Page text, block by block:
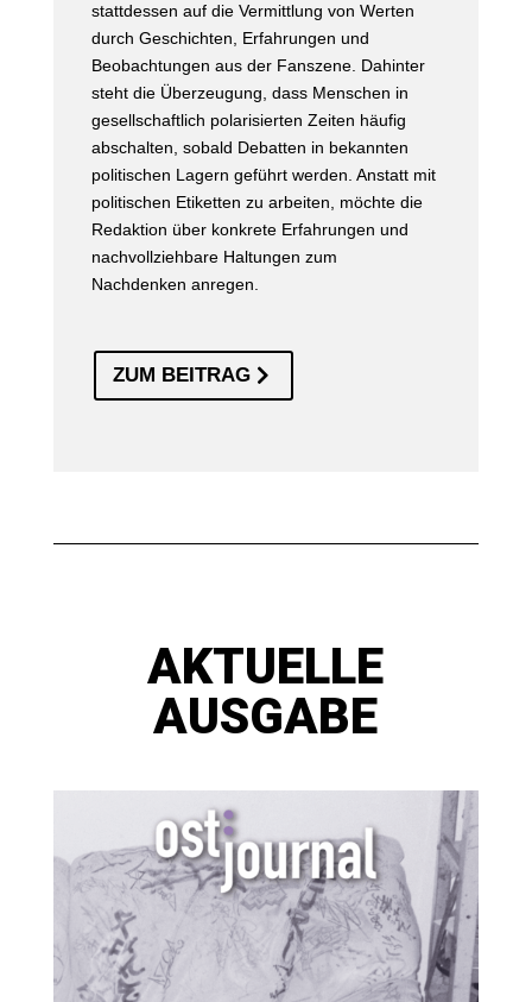
stattdessen auf die Vermittlung von Werten
durch Geschichten, Erfahrungen und
Beobachtungen aus der Fanszene. Dahinter
steht die Überzeugung, dass Menschen in
gesellschaftlich polarisierten Zeiten häufig
abschalten, sobald Debatten in bekannten
politischen Lagern geführt werden. Anstatt mit
politischen Etiketten zu arbeiten, möchte die
Redaktion über konkrete Erfahrungen und
nachvollziehbare Haltungen zum
Nachdenken anregen.
ZUM BEITRAG
AKTUELLE
AUSGABE